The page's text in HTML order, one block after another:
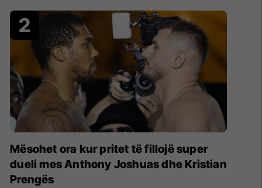
Mësohet ora kur pritet të fillojë super
dueli mes Anthony Joshuas dhe Kristian
Prengës